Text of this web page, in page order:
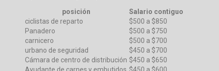
posición
Salario contiguo
ciclistas de reparto
$500 a $850
Panadero
$500 a $750
carnicero
$500 a $700
urbano de seguridad
$450 a $700
Cámara de centro de distribución $450 a $650